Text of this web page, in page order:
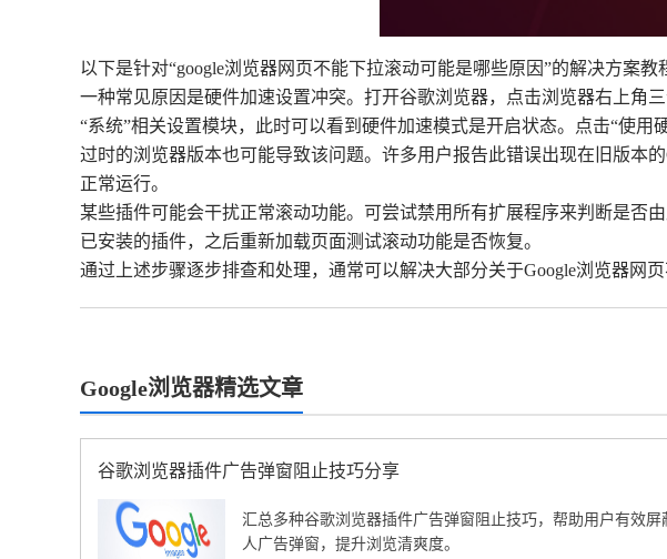
以下是针对“google浏览器网页不能下拉滚动可能是哪些原因”的解决方案教
一种常见原因是硬件加速设置冲突。打开谷歌浏览器，点击浏览器右上角
“系统”相关设置模块，此时可以看到硬件加速模式是开启状态。点击“使
过时的浏览器版本也可能导致该问题。许多用户报告此错误出现在旧版本
正常运行。
某些插件可能会干扰正常滚动功能。可尝试禁用所有扩展程序来判断是否
已安装的插件，之后重新加载页面测试滚动功能是否恢复。
通过上述步骤逐步排查和处理，通常可以解决大部分关于Google浏览器网
Google浏览器精选文章
谷歌浏览器插件广告弹窗阻止技巧分享
汇总多种谷歌浏览器插件广告弹窗阻止技巧，帮助用户有效屏
人广告弹窗，提升浏览清爽度。